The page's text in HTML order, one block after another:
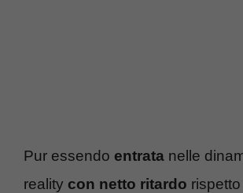
Pur essendo entrata nelle
reality con netto ritardo